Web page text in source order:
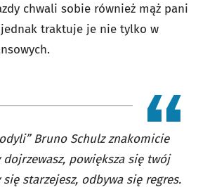
chwali sobie również mąż pani
jednak traktuje je nie tylko w
Bruno Schulz znakomicie
dojrzewasz, powiększa się twój
starzejesz, odbywa się regres.